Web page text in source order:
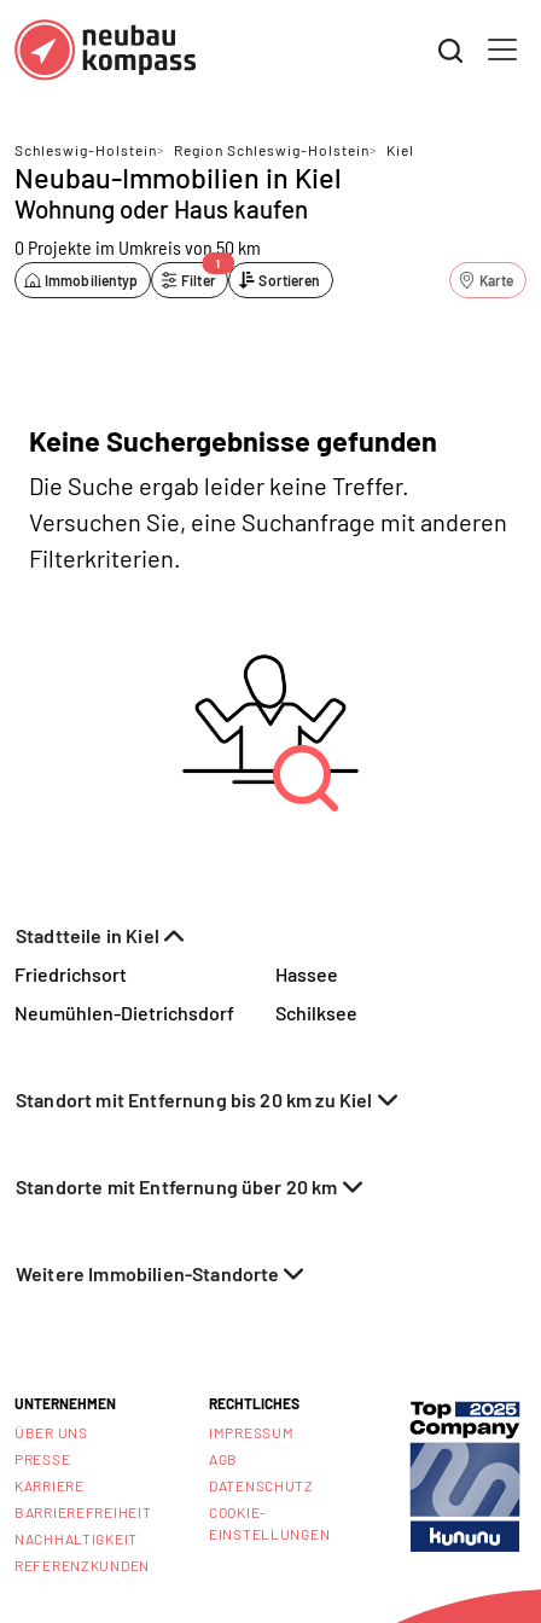
Schleswig-Holstein> Region Schleswig-Holstein> Kiel
Neubau-Immobilien in Kiel
Wohnung oder Haus kaufen
0 Projekte im Umkreis von 50 km
Immobilientyp Filter
1
Sortieren Karte
Keine Suchergebnisse gefunden
Die Suche ergab leider keine Treffer.
Versuchen Sie, eine Suchanfrage mit anderen
Filterkriterien.
Stadtteile in Kiel
Friedrichsort
Hassee
Neumühlen-Dietrichsdorf
Schilksee
Standort mit Entfernung bis 20 km zu Kiel
Standorte mit Entfernung über 20 km
Weitere Immobilien-Standorte
UNTERNEHMEN
ÜBER UNS
PRESSE
KARRIERE
BARRIEREFREIHEIT
NACHHALTIGKEIT
REFERENZKUNDEN
RECHTLICHES
IMPRESSUM
AGB
DATENSCHUTZ
COOKIE-
EINSTELLUNGEN